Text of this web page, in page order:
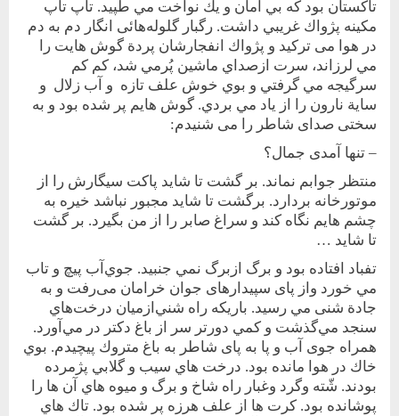
تاكستان بود كه بي امان و يك نواخت مي طپيد. تاپ تاپ
مکينه پژواك غريبي داشت. رگبار گلوله‌هائی انگار دم به دم
در هوا می ترکيد و پژواك انفجارشان پردة گوش هايت را
مي لرزاند، سرت ازصداي ماشين پُرمي شد، كم كم
سرگيجه مي گرفتي و بوي خوش علف تازه و آب زلال و
ساية نارون را از ياد مي بردي. گوش هايم پر شده بود و به
سختی صدای شاطر را می شنيدم:
– تنها آمدی جمال؟
منتظر جوابم نماند. بر گشت تا شايد پاکت سيگارش را از
موتورخانه بردارد. برگشت تا شايد مجبور نباشد خيره به
چشم هايم نگاه کند و سراغ صابر را از من بگيرد. بر گشت
تا شايد …
تفباد افتاده بود و‌ برگ از‌برگ نمي جنبيد. جوي‌آب پيچ و تاب
مي خورد واز پای سپيدارهای جوان خرامان می‌رفت و به
جادة شنی مي رسيد. باريكه راه شني‌ازميان درخت‌هاي
سنجد مي‌گذشت و كمي دورتر سر از باغ دکتر در مي‌آورد.
همراه‌ جوی آب و پا به پای شاطر به باغ متروك پيچيدم. بوي
خاك در هوا مانده بود. درخت هاي سيب و گلابي پژمرده
بودند. شّته و‌گرد و‌غبار راه شاخ و برگ و ميوه هاي آن ها را
پوشانده بود. كرت ها از علف هرزه پر شده بود. تاك هاي